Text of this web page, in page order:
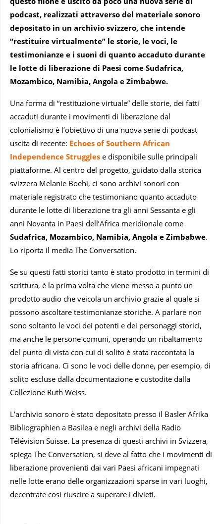
podcast, realizzati attraverso del materiale sonoro
depositato in un archivio svizzero, che intende
“restituire virtualmente” le storie, le voci, le
testimonianze e i suoni di quanto accaduto durante
le lotte di liberazione di Paesi come Sudafrica,
Mozambico, Namibia, Angola e Zimbabwe.
Una forma di “restituzione virtuale” delle storie, dei fatti
accaduti durante i movimenti di liberazione dal
colonialismo è l’obiettivo di una nuova serie di podcast
uscita di recente: Echoes of Southern African
Independence Struggles e disponibile sulle principali
piattaforme. Al centro del progetto, guidato dalla storica
svizzera Melanie Boehi, ci sono archivi sonori con
materiale registrato che testimoniano quanto accaduto
durante le lotte di liberazione tra gli anni Sessanta e gli
anni Novanta in Paesi dell’Africa meridionale come
Sudafrica, Mozambico, Namibia, Angola e Zimbabwe.
Lo riporta il media The Conversation.
Se su questi fatti storici tanto è stato prodotto in termini di
scrittura, è la prima volta che viene messo a punto un
prodotto audio che veicola un archivio grazie al quale si
possono ascoltare testimonianze storiche. A parlare non
sono soltanto le voci dei potenti e dei personaggi storici,
ma anche le persone comuni, operando un ribaltamento
del punto di vista con cui di solito è stata raccontata la
storia africana. Ci sono le voci delle donne, per esempio, di
solito escluse dalla documentazione e custodite dalla
Collezione Ruth Weiss.
L’archivio sonoro è stato depositato presso il Basler Afrika
Bibliographien a Basilea e negli archivi della Radio
Télévision Suisse. La presenza di questi archivi in Svizzera,
spiega The Conversation, si deve al fatto che i movimenti di
liberazione provenienti dai vari Paesi africani impegnati
nelle lotte erano delle organizzazioni sparse in vari luoghi,
decentrate così riuscire a superare i divieti.